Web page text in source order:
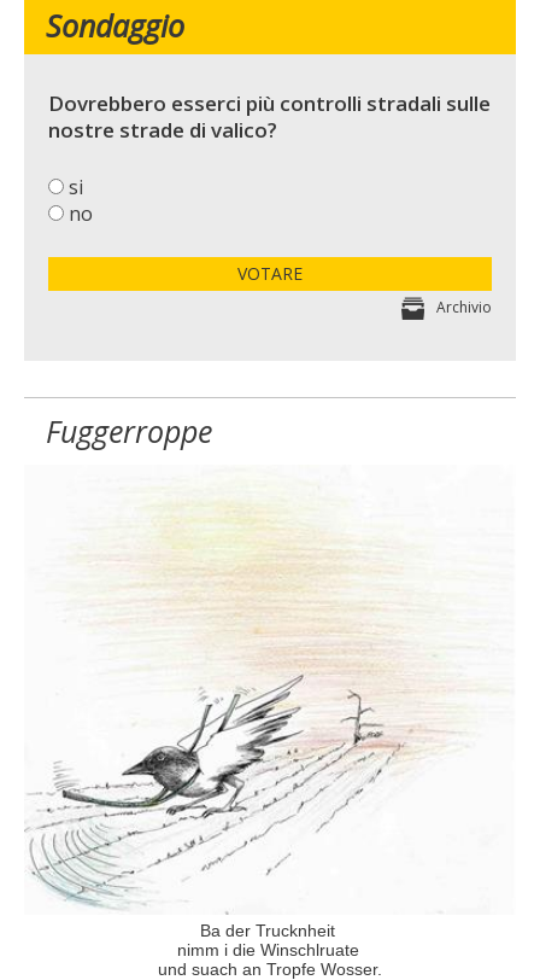
Sondaggio
Dovrebbero esserci più controlli stradali sulle
nostre strade di valico?
si
no
VOTARE
Archivio
Fuggerroppe
Ba der Trucknheit
nimm i die Winschlruate
und suach an Tropfe Wosser.